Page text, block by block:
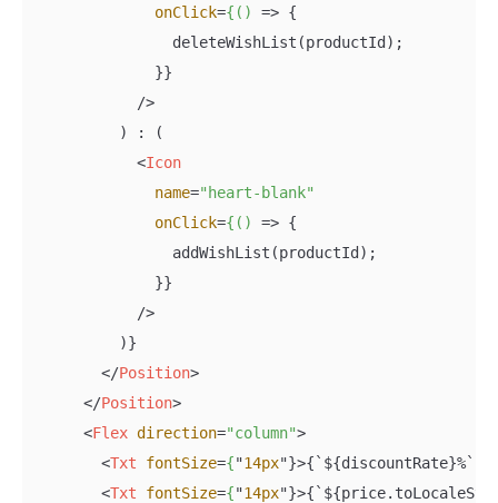
onClick={() => {
                deleteWishList(productId);
              }}
            />
          ) : (
<Icon
name="heart-blank"
onClick={() => {
                addWishList(productId);
              }}
            />
          )}
</Position>
</Position>
<Flex direction="column">
<Txt fontSize={"14px"}>{`${discountRate}%`}
<Txt fontSize={"14px"}>